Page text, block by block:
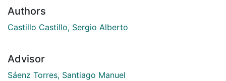
Authors
Castillo Castillo, Sergio Alberto
Advisor
Sáenz Torres, Santiago Manuel